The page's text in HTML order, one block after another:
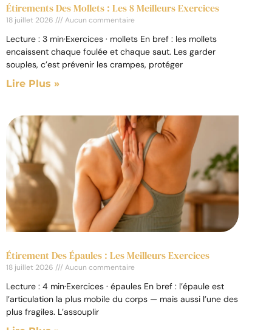
Étirements Des Mollets : Les 8 Meilleurs Exercices
18 juillet 2026 Aucun commentaire
Lecture : 3 min·Exercices · mollets En bref : les mollets
encaissent chaque foulée et chaque saut. Les garder
souples, c’est prévenir les crampes, protéger
Lire Plus »
Étirement Des Épaules : Les Meilleurs Exercices
18 juillet 2026 Aucun commentaire
Lecture : 4 min·Exercices · épaules En bref : l’épaule est
l’articulation la plus mobile du corps — mais aussi l’une des
plus fragiles. L’assouplir